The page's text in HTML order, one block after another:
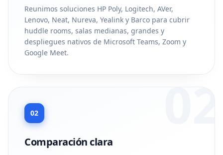
Reunimos soluciones HP Poly, Logitech, AVer,
Lenovo, Neat, Nureva, Yealink y Barco para cubrir
huddle rooms, salas medianas, grandes y
despliegues nativos de Microsoft Teams, Zoom y
Google Meet.
02
02
Comparación clara